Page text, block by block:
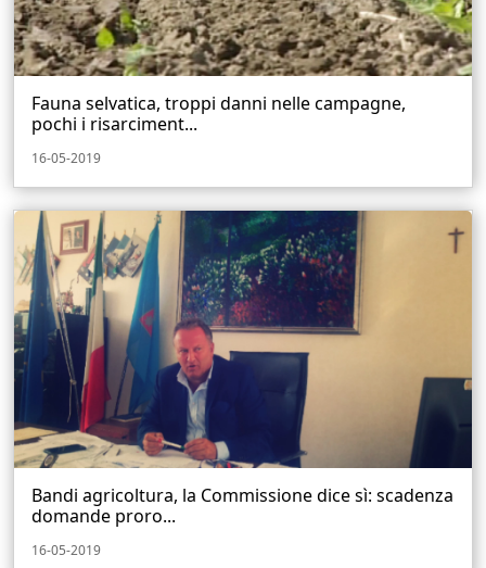
Fauna selvatica, troppi danni nelle campagne,
pochi i risarciment...
16-05-2019
Bandi agricoltura, la Commissione dice sì: scadenza
domande proro...
16-05-2019